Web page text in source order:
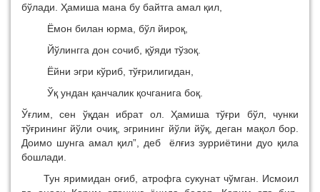
бўлади. Ҳамиша мана бу байтга амал қил,
Ёмон билан юрма, бўл йироқ,
Йўлингга дон сочиб, қўяди тўзоқ.
Ёйни эгри кўриб, тўғрилигидан,
Ўқ ундан қанчалик қочганига боқ.
Ўғлим, сен ўқдан ибрат ол. Ҳамиша тўғри бўл, чунки
тўғрининг йўли очиқ, эгрининг йўли йўқ, деган мақол бор.
Доимо шунга амал қил”, деб ёлғиз зурриётини дуо қила
бошлади.
Тун яримидан оғиб, атрофга сукунат чўмган. Исмоил